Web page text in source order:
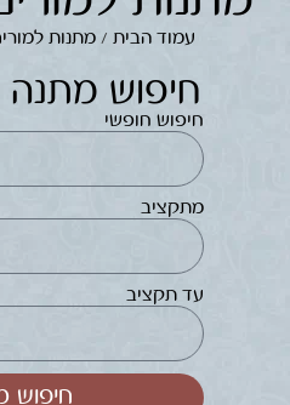
עמוד הבית /מתנות
חיפוש מתנה
חיפוש חופשי
מתקציב
עד תקציב
חיפוש